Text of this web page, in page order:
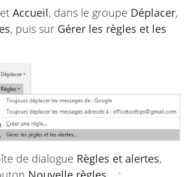
Accueil, dans le groupe Déplacer,
, puis sur Gérer les règles et les
de dialogue Règles et alertes,